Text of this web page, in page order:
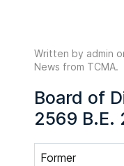
Written by admin
News from TCMA.
Board of
2569 B.E.
Former